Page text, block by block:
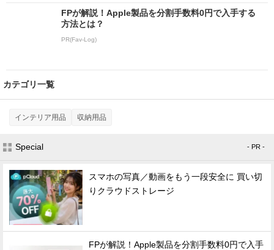
FPが解説！Apple製品を分割手数料0円で入手する
方法とは？
PR(Fav-Log)
カテゴリ一覧
インテリア用品 収納用品
Special - PR -
スマホの写真／動画をもう一段安全に 買い切
りクラウドストレージ
FPが解説！Apple製品を分割手数料0円で入手